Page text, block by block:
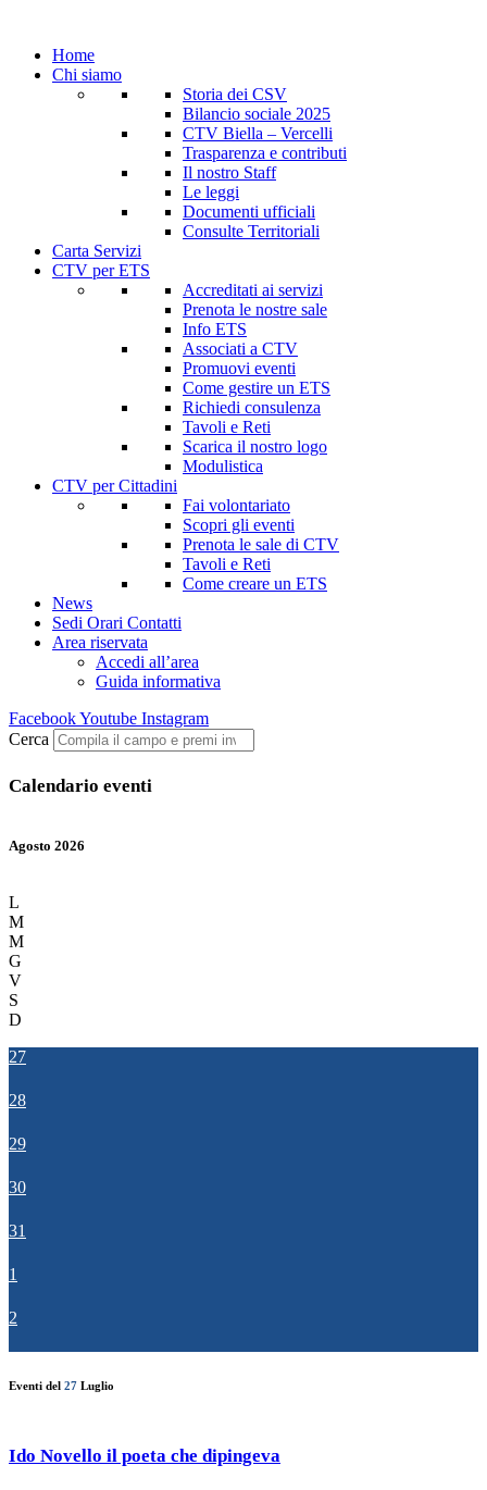
Home
Chi siamo
Storia dei CSV
Bilancio sociale 2025
CTV Biella – Vercelli
Trasparenza e contributi
Il nostro Staff
Le leggi
Documenti ufficiali
Consulte Territoriali
Carta Servizi
CTV per ETS
Accreditati ai servizi
Prenota le nostre sale
Info ETS
Associati a CTV
Promuovi eventi
Come gestire un ETS
Richiedi consulenza
Tavoli e Reti
Scarica il nostro logo
Modulistica
CTV per Cittadini
Fai volontariato
Scopri gli eventi
Prenota le sale di CTV
Tavoli e Reti
Come creare un ETS
News
Sedi Orari Contatti
Area riservata
Accedi all’area
Guida informativa
FacebookYoutube Instagram
Cerca
Calendario eventi
Agosto 2026
L
M
M
G
V
S
D
27
28
29
30
31
1
2
Eventi del 27 Luglio
Ido Novello il poeta che dipingeva